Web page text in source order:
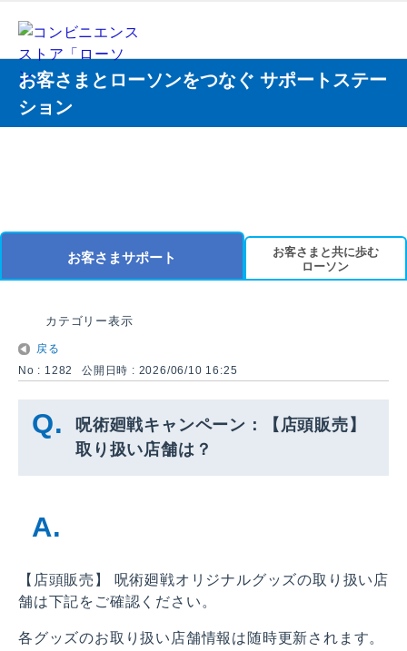
お客さまとローソンをつなぐ サポートステー
ション
お客さまサポート
お客さまと共に歩む
ローソン
カテゴリー表示
戻る
No : 1282
公開日時 : 2026/06/10 16:25
呪術廻戦キャンペーン：【店頭販売】
取り扱い店舗は？
【店頭販売】 呪術廻戦オリジナルグッズの取り扱い店
舗は下記をご確認ください。
各グッズのお取り扱い店舗情報は随時更新されます。